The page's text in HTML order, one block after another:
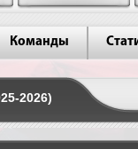
Команды
2026)